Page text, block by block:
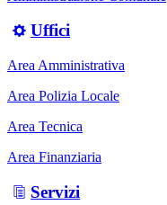
Uffici
Area Amministrativa
Area Polizia Locale
Area Tecnica
Area Finanziaria
Servizi